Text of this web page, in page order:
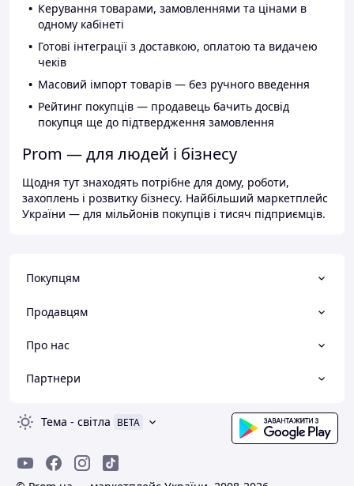
Керування товарами, замовленнями та цінами в
одному кабінеті
Готові інтеграції з доставкою, оплатою та видачею
чеків
Масовий імпорт товарів — без ручного введення
Рейтинг покупців — продавець бачить досвід
покупця ще до підтвердження замовлення
Prom — для людей і бізнесу
Щодня тут знаходять потрібне для дому, роботи,
захоплень і розвитку бізнесу. Найбільший маркетплейс
України — для мільйонів покупців і тисяч підприємців.
Покупцям
Продавцям
Про нас
Партнери
Тема - світла BETA